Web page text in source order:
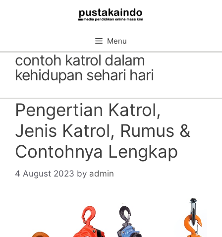
Menu
contoh katrol dalam
kehidupan sehari hari
Pengertian Katrol,
Jenis Katrol, Rumus &
Contohnya Lengkap
4 August 2023 by admin